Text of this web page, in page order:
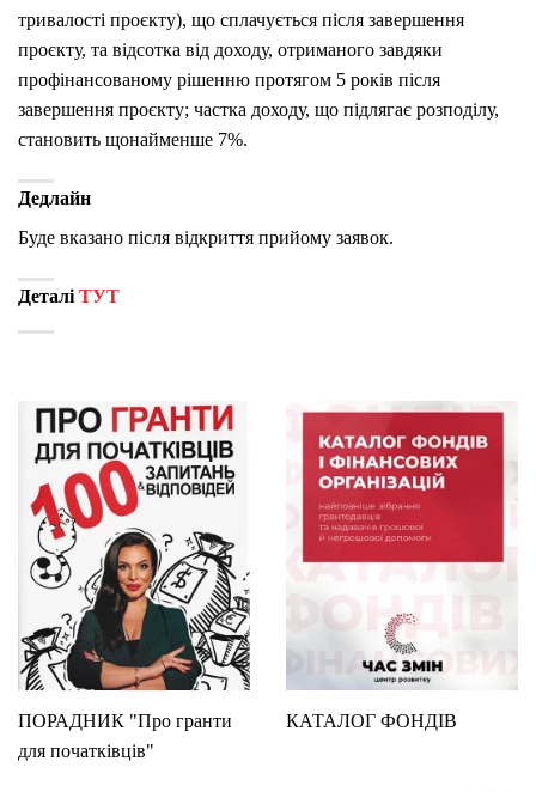
тривалості проєкту), що сплачується після завершення
проєкту, та відсотка від доходу, отриманого завдяки
профінансованому рішенню протягом 5 років після
завершення проєкту; частка доходу, що підлягає розподілу,
становить щонайменше 7%.
Дедлайн
Буде вказано після відкриття прийому заявок.
Деталі ТУТ
ПОРАДНИК "Про гранти
для початківців"
КАТАЛОГ ФОНДІВ